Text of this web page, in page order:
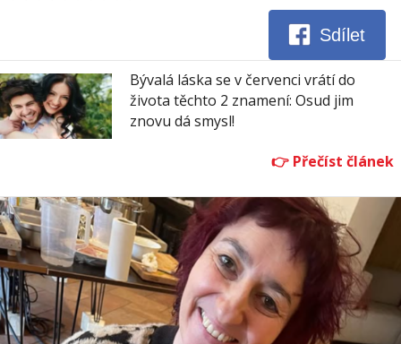
Sdílet
Bývalá láska se v červenci vrátí do
života těchto 2 znamení: Osud jim
znovu dá smysl!